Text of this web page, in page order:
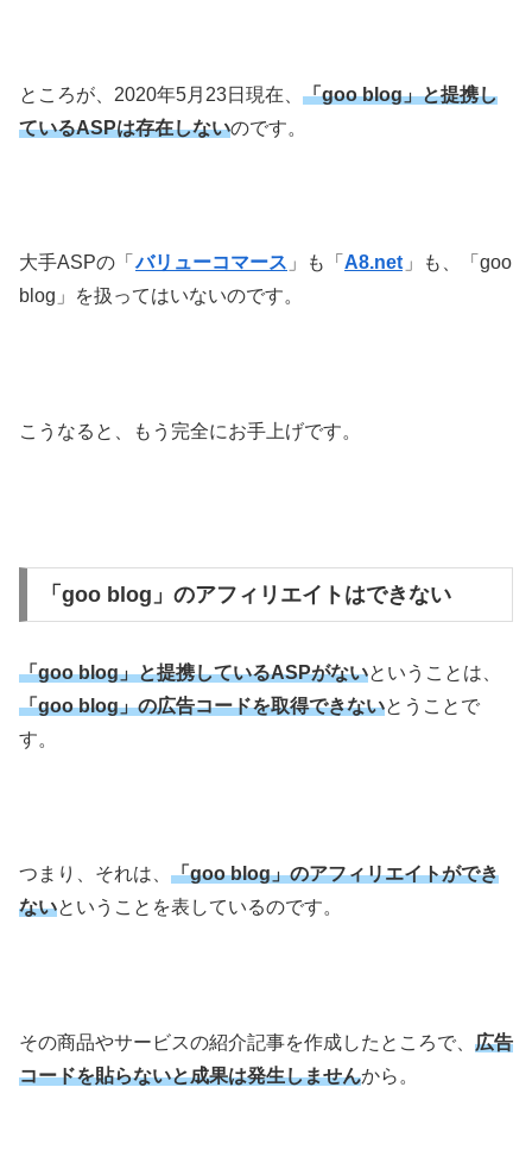
ところが、2020年5月23日現在、 「goo blog」と提携し
ているASPは存在しないのです。
大手ASPの「 バリューコマース 」も「 A8.net 」も、「goo
blog」を扱ってはいないのです。
こうなると、もう完全にお手上げです。
「goo blog」のアフィリエイトはできない
「goo blog」と提携しているASPがないということは、
「goo blog」の広告コードを取得できないとうことで
す。
つまり、それは、 「goo blog」のアフィリエイトができ
ないということを表しているのです。
その商品やサービスの紹介記事を作成したところで、 広告
コードを貼らないと成果は発生しませんから。